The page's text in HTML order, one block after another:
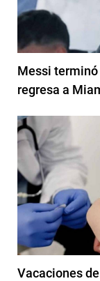
Messi terminó
regresa a
Vacaciones